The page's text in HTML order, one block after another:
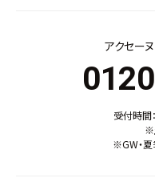
アクセー
受付時間
※
※GW・